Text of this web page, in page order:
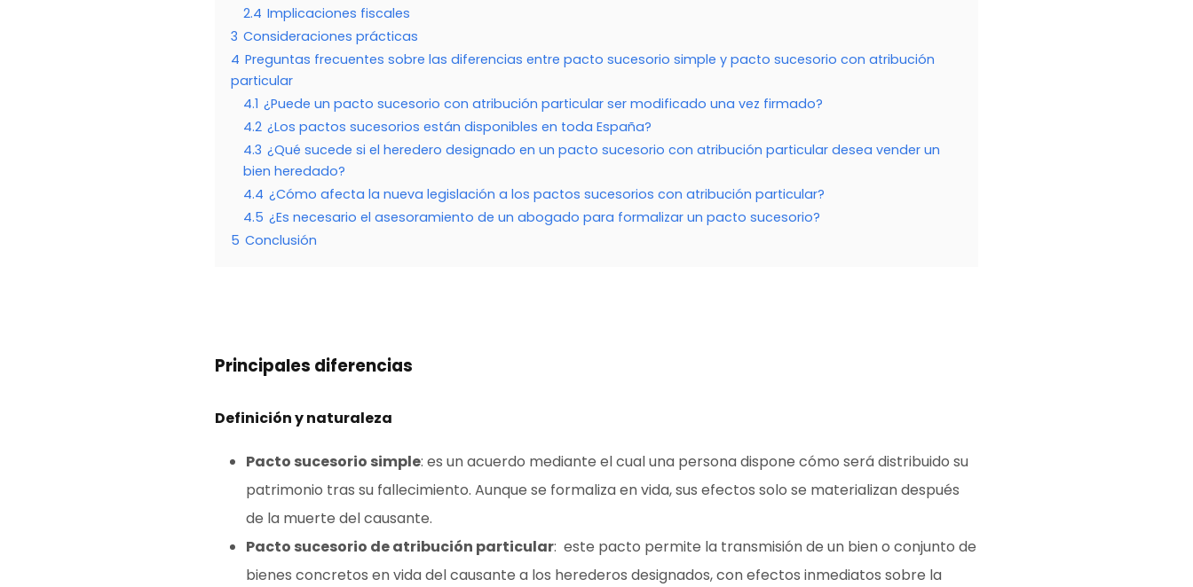
2.4 Implicaciones fiscales
3 Consideraciones prácticas
4 Preguntas frecuentes sobre las diferencias entre pacto sucesorio simple y pacto sucesorio con atribución
particular
4.1 ¿Puede un pacto sucesorio con atribución particular ser modificado una vez firmado?
4.2 ¿Los pactos sucesorios están disponibles en toda España?
4.3 ¿Qué sucede si el heredero designado en un pacto sucesorio con atribución particular desea vender un
bien heredado?
4.4 ¿Cómo afecta la nueva legislación a los pactos sucesorios con atribución particular?
4.5 ¿Es necesario el asesoramiento de un abogado para formalizar un pacto sucesorio?
5 Conclusión
Principales diferencias
Definición y naturaleza
Pacto sucesorio simple: es un acuerdo mediante el cual una persona dispone cómo será distribuido su
patrimonio tras su fallecimiento. Aunque se formaliza en vida, sus efectos solo se materializan después
de la muerte del causante.
Pacto sucesorio de atribución particular: este pacto permite la transmisión de un bien o conjunto de
bienes concretos en vida del causante a los herederos designados, con efectos inmediatos sobre la